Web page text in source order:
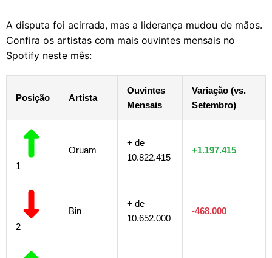
A disputa foi acirrada, mas a liderança mudou de mãos.
Confira os artistas com mais ouvintes mensais no
Spotify neste mês:
Posição Artista
Ouvintes
Mensais
Variação (vs.
Setembro)
1
Oruam
+ de
10.822.415
+1.197.415
2
Bin
+ de
10.652.000
-468.000